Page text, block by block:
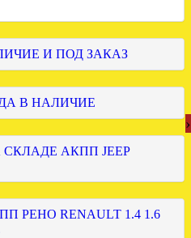
И ПОД ЗАКАЗ
В НАЛИЧИЕ
АКПП JEEP
РЕНО RENAULT 1.4 1.6
›